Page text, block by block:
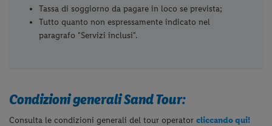
Tassa di soggiorno da pagare in loco se prevista;
Tutto quanto non espressamente indicato nel
paragrafo "Servizi inclusi".
Condizioni generali Sand Tour:
Consulta le condizioni generali del tour operatorcliccando qui!